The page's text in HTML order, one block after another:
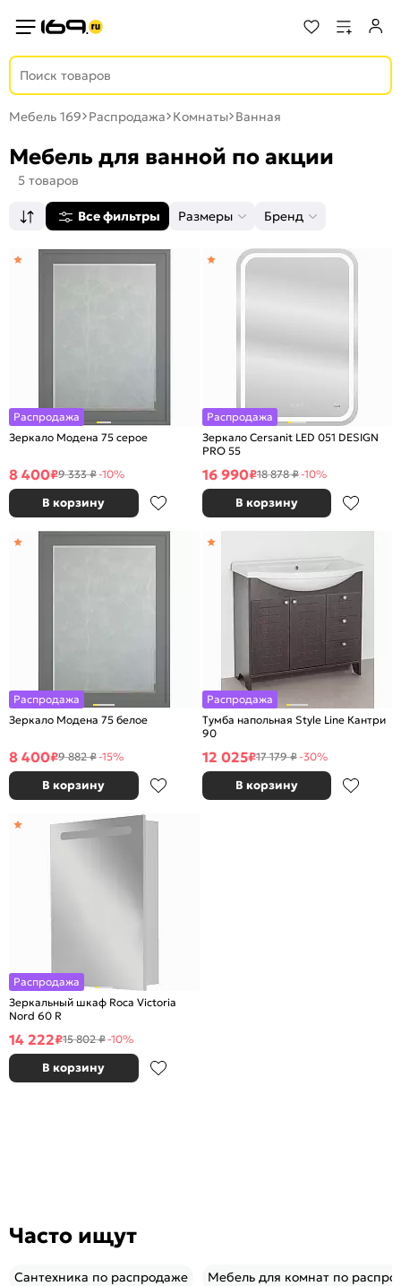
Мебель 169 Распродажа Комнаты Ванная
Мебель для ванной по акции
5 товаров
Все фильтры Размеры Бренд
Распродажа
Зеркало Модена 75 серое
8 400₽9 333 ₽-10%
В корзину
Распродажа
Зеркало Cersanit LED 051 DESIGN
PRO 55
16 990₽18 878 ₽-10%
В корзину
Распродажа
Зеркало Модена 75 белое
8 400₽9 882 ₽-15%
В корзину
Распродажа
Тумба напольная Style Line Кантри
90
12 025₽17 179 ₽-30%
В корзину
Распродажа
Зеркальный шкаф Roca Victoria
Nord 60 R
14 222₽15 802 ₽-10%
В корзину
Часто ищут
Сантехника по распродаже Мебель для комнат по